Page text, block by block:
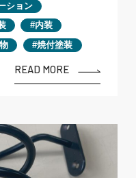
ション
内装
焼付塗装
READ MORE